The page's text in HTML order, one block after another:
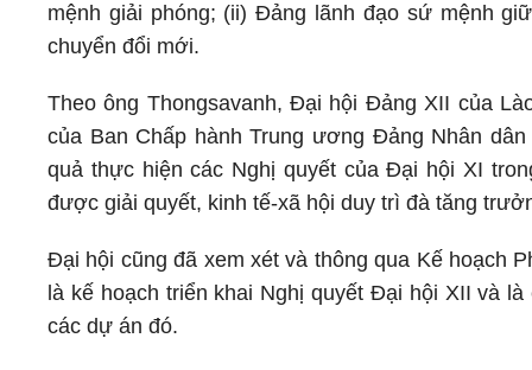
mệnh giải phóng; (ii) Đảng lãnh đạo sứ mệnh
chuyển đổi mới.
Theo ông Thongsavanh, Đại hội Đảng XII của
của Ban Chấp hành Trung ương Đảng Nhân
quả thực hiện các Nghị quyết của Đại hội XI
được giải quyết, kinh tế-xã hội duy trì đà tăng
Đại hội cũng đã xem xét và thông qua Kế hoạch
là kế hoạch triển khai Nghị quyết Đại hội XII và
các dự án đó.